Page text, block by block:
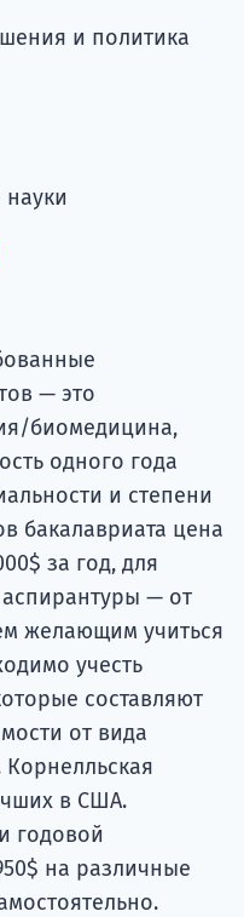
и политика
— это
биомедицина,
одного года
и степени
бакалавриата цена
за год, для
аспирантуры — от
желающим учиться
учесть
составляют
от вида
в США.
годовой
на различные